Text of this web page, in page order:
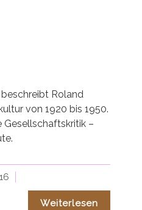
Roland
von 1920 bis 1950.
Gesellschaftskritik –
Weiterlesen